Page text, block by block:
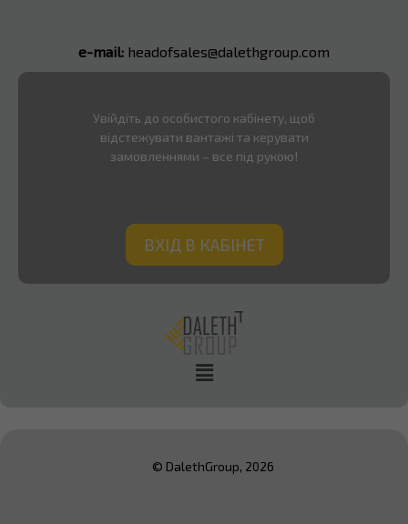
e-mail: headofsales@dalethgroup.com
Увійдіть до особистого кабінету, щоб
відстежувати вантажі та керувати
замовленнями – все під рукою!
ВХІД В КАБІНЕТ
© DalethGroup, 2026